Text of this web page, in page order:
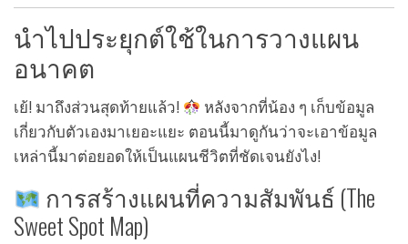
นำไปประยุกต์ใช้ในการวางแผน
อนาคต
เย้! มาถึงส่วนสุดท้ายแล้ว!
หลังจากที่น้อง ๆ เก็บข้อมูล
เกี่ยวกับตัวเองมาเยอะแยะ ตอนนี้มาดูกันว่าจะเอาข้อมูล
เหล่านี้มาต่อยอดให้เป็นแผนชีวิตที่ชัดเจนยังไง!
การสร้างแผนที่ความสัมพันธ์ (The
Sweet Spot Map)